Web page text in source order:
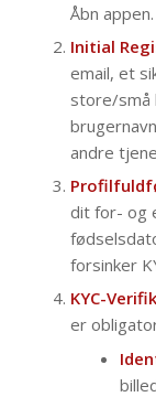
Åbn appen.
Initial
email, et
store/små
andre
dit for- og
forsinker
KYC-
er